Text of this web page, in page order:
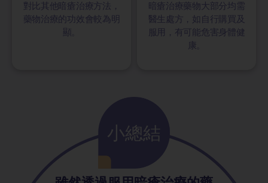
對比其他暗瘡治療方法，
藥物治療的功效會較為明
顯。
暗瘡治療藥物大部分均需
醫生處方，如自行購買及
服用，有可能危害身體健
康。
小總結